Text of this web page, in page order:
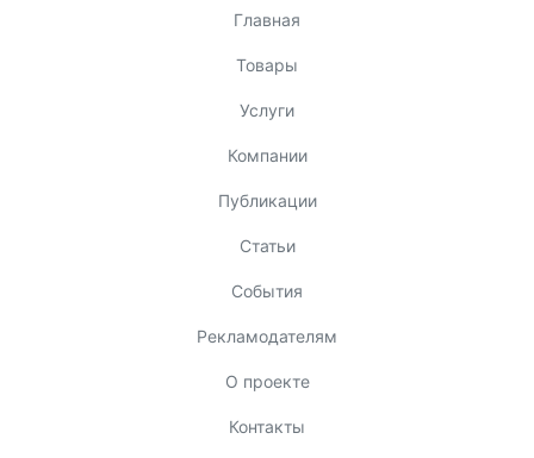
Главная
Товары
Услуги
Компании
Публикации
Статьи
События
Рекламодателям
О проекте
Контакты